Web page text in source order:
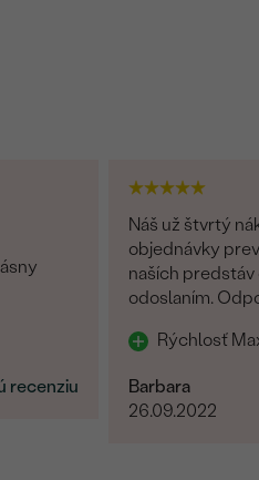
recenziu
Náš už štvrtý
objednávky
naších
odoslaním.
Barbara
26.09.2022